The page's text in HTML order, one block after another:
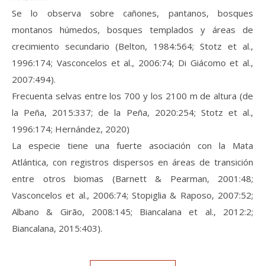
Se lo observa sobre cañones, pantanos, bosques
montanos húmedos, bosques templados y áreas de
crecimiento secundario (Belton, 1984:564; Stotz et al.,
1996:174; Vasconcelos et al., 2006:74; Di Giácomo et al.,
2007:494).
Frecuenta selvas entre los 700 y los 2100 m de altura (de
la Peña, 2015:337; de la Peña, 2020:254; Stotz et al.,
1996:174; Hernández, 2020)
La especie tiene una fuerte asociación con la Mata
Atlántica, con registros dispersos en áreas de transición
entre otros biomas (Barnett & Pearman, 2001:48;
Vasconcelos et al., 2006:74; Stopiglia & Raposo, 2007:52;
Albano & Girão, 2008:145; Biancalana et al., 2012:2;
Biancalana, 2015:403).